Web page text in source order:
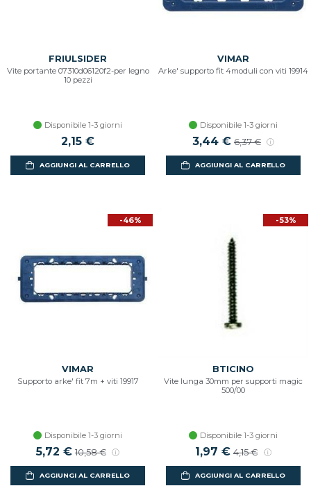
FRIULSIDER
Vite portante 07310d06120f2-per legno
10 pezzi
Disponibile 1-3 giorni
2,15 €
AGGIUNGI AL CARRELLO
VIMAR
Arke' supporto fit 4moduli con viti 19914
Disponibile 1-3 giorni
3,44 € 6,37 €
AGGIUNGI AL CARRELLO
-46%
VIMAR
Supporto arke' fit 7m + viti 19917
Disponibile 1-3 giorni
5,72 € 10,58 €
AGGIUNGI AL CARRELLO
-53%
BTICINO
Vite lunga 30mm per supporti magic
500/00
Disponibile 1-3 giorni
1,97 € 4,15 €
AGGIUNGI AL CARRELLO